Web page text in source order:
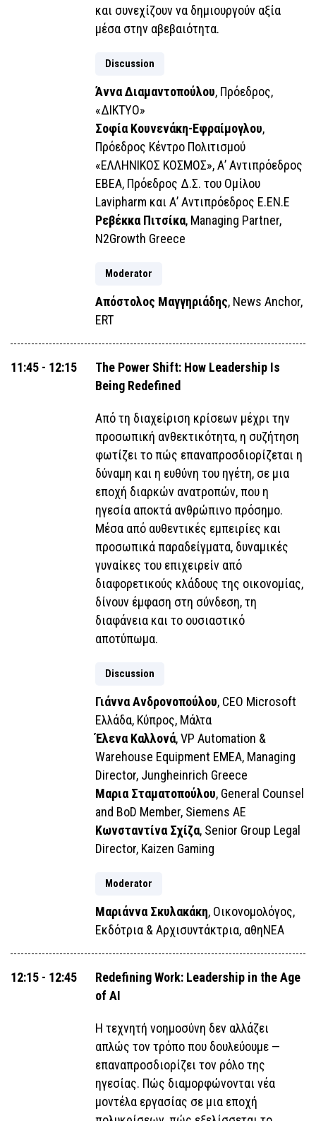
και συνεχίζουν να δημιουργούν αξία
μέσα στην αβεβαιότητα.
Discussion
Άννα Διαμαντοπούλου, Πρόεδρος,
«ΔΙΚΤΥΟ»
Σοφία Κουνενάκη-Εφραίμογλου,
Πρόεδρος Κέντρο Πολιτισμού
«ΕΛΛΗΝΙΚΟΣ ΚΟΣΜΟΣ», Α’ Αντιπρόεδρος
ΕΒΕΑ, Πρόεδρος Δ.Σ. του Ομίλου
Lavipharm και Α’ Αντιπρόεδρος Ε.ΕΝ.Ε
Ρεβέκκα Πιτσίκα, Managing Partner,
N2Growth Greece
Moderator
Απόστολος Μαγγηριάδης, News Anchor,
ERT
11:45 - 12:15
The Power Shift: How Leadership Is
Being Redefined
Από τη διαχείριση κρίσεων μέχρι την
προσωπική ανθεκτικότητα, η συζήτηση
φωτίζει το πώς επαναπροσδιορίζεται η
δύναμη και η ευθύνη του ηγέτη, σε μια
εποχή διαρκών ανατροπών, που η
ηγεσία αποκτά ανθρώπινο πρόσημο.
Μέσα από αυθεντικές εμπειρίες και
προσωπικά παραδείγματα, δυναμικές
γυναίκες του επιχειρείν από
διαφορετικούς κλάδους της οικονομίας,
δίνουν έμφαση στη σύνδεση, τη
διαφάνεια και το ουσιαστικό
αποτύπωμα.
Discussion
Γιάννα Ανδρονοπούλου, CEO Microsoft
Ελλάδα, Κύπρος, Μάλτα
Έλενα Καλλονά, VP Automation &
Warehouse Equipment EMEA, Managing
Director, Jungheinrich Greece
Μαρια Σταματοπούλου, General Counsel
and BoD Member, Siemens AE
Κωνσταντίνα Σχίζα, Senior Group Legal
Director, Kaizen Gaming
Moderator
Μαριάννα Σκυλακάκη, Οικονομολόγος,
Εκδότρια & Αρχισυντάκτρια, αθηΝΕΑ
12:15 - 12:45
Redefining Work: Leadership in the Age
of AI
Η τεχνητή νοημοσύνη δεν αλλάζει
απλώς τον τρόπο που δουλεύουμε —
επαναπροσδιορίζει τον ρόλο της
ηγεσίας. Πώς διαμορφώνονται νέα
μοντέλα εργασίας σε μια εποχή